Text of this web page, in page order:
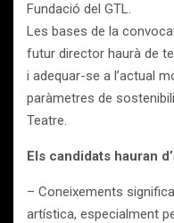
Fundació del GTL.
Les bases de la
futur director haurà de
i adequar-se a l’actual
paràmetres de
Teatre.
Els candidats hauran
– Coneixements
artística, especialment